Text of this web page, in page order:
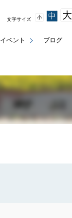
イベント ブログ
文字サイズ 小 中 大